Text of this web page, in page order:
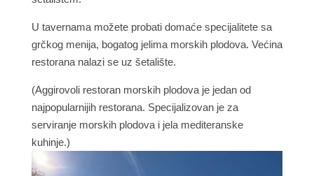
U tavernama možete probati domaće specijalitete sa
grčkog menija, bogatog jelima morskih plodova. Većina
restorana nalazi se uz šetalište.
(Aggirovoli restoran morskih plodova je jedan od
najpopularnijih restorana. Specijalizovan je za
serviranje morskih plodova i jela mediteranske
kuhinje.)